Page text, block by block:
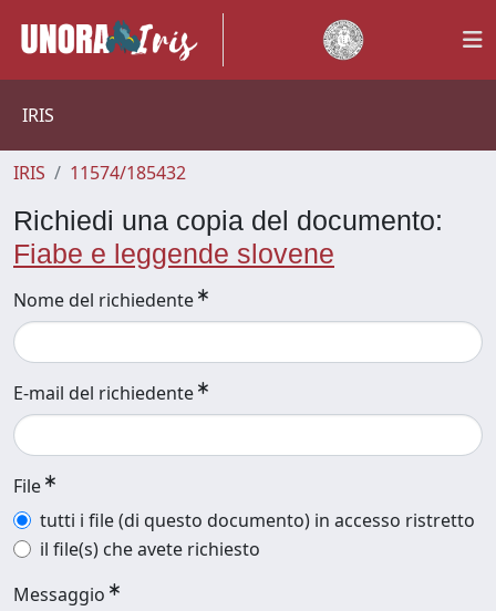
IRIS
IRIS 11574/185432
Richiedi una copia del documento:
Fiabe e leggende slovene
Nome del richiedente
E-mail del richiedente
File
tutti i file (di questo documento) in accesso ristretto
il file(s) che avete richiesto
Messaggio